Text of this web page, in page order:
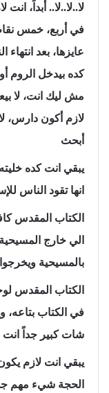
لا..لا..لا.. أبداً،
في أربع، خمس
عايزها، بعد
كده بيدخل الروم
مش ليك انت، لا
لازم أكون دارس،
أبحث
يبقي انت كده
انها تقود الناس
الكتاب المقدس
الي خارج
بالمسيحية
الكتاب المقدس
في الكتاب بتاعه،
شات كبير جداً انت
يبقي انت لازم
الحجة شيء مهم